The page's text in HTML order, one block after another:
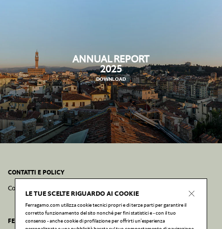
ANNUAL REPORT
2025
DOWNLOAD
LE TUE SCELTE RIGUARDO AI COOKIE
Ferragamo.com utilizza cookie tecnici propri e di terze parti per garantire il
corretto funzionamento del sito nonché per fini statistici e - con il tuo
consenso - anche cookie di profilazione per offrirti un'esperienza
CONTATTI E POLICY
Contatti
Policy
Policy
Accessibilità
FERRAGAMO.COM